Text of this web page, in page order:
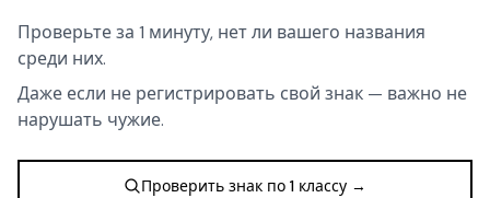
Проверьте за 1 минуту, нет ли вашего названия
среди них.
Даже если не регистрировать свой знак — важно не
нарушать чужие.
Проверить знак по 1 классу →